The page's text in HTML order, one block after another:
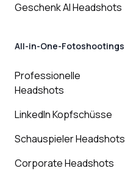
Geschenk AI Headshots
All-in-One-Fotoshootings
Professionelle
Headshots
LinkedIn Kopfschüsse
Schauspieler Headshots
Corporate Headshots